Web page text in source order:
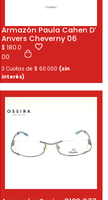
Armazón Paula Cahen D’
Anvers Cheverny 06
$ 180.0
00
3 Cuotas de $ 60.000 (sin
interés)